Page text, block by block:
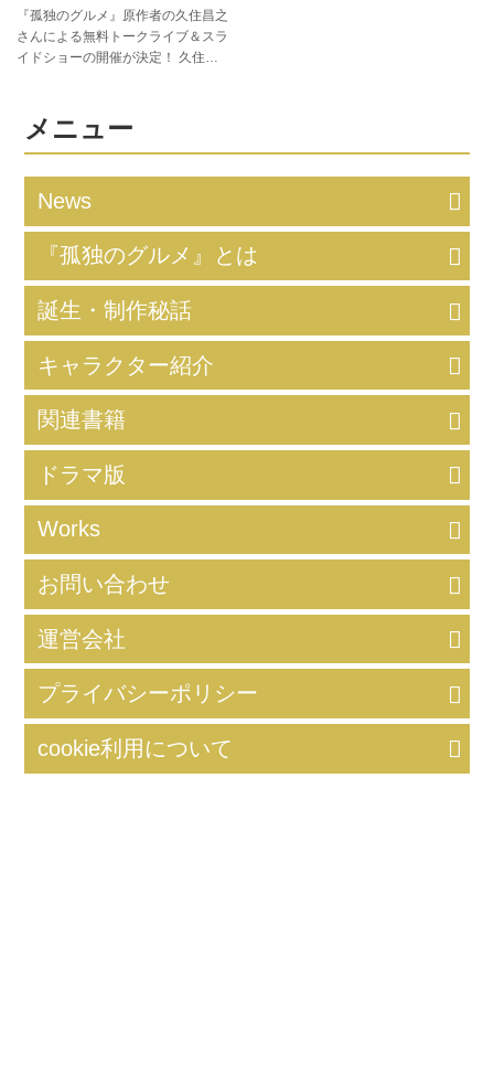
『孤独のグルメ』原作者の久住昌之
さんによる無料トークライブ＆スラ
イドショーの開催が決定！ 久住さ
謎の看板や張り紙、孤独のグルメの
制作裏話など紹介。日常の何気ない
姿は井之頭五郎そのもの!? ▼イベン
トのお申し込みはこちら▼ 爆笑必
至のスライドショー ！ 大人気作
『孤独のグルメ』の創作の源泉が見
えてくる爆笑必至の１時間！視聴者
の皆さまからの質問に久住さんが直
「視点」、「考察」をご堪能くださ
い。 ▼イベ...
メニュー
News
『孤独のグルメ』とは
誕生・制作秘話
キャラクター紹介
関連書籍
ドラマ版
Works
お問い合わせ
運営会社
プライバシーポリシー
cookie利用について